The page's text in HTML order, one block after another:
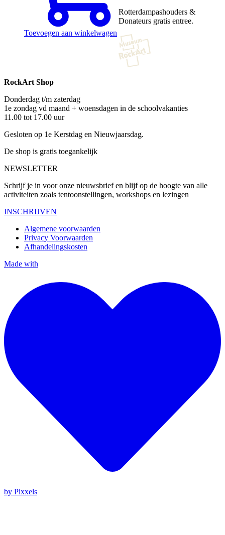
Toevoegen aan winkelwagen
Rotterdampashouders &
Donateurs gratis entree.
RockArt Shop
Donderdag t/m zaterdag
1e zondag vd maand + woensdagen in de schoolvakanties
11.00 tot 17.00 uur
Gesloten op 1e Kerstdag en Nieuwjaarsdag.
De shop is gratis toegankelijk
NEWSLETTER
Schrijf je in voor onze nieuwsbrief en blijf op de hoogte van alle
activiteiten zoals tentoonstellingen, workshops en lezingen
INSCHRIJVEN
Algemene voorwaarden
Privacy Voorwaarden
Afhandelingskosten
Made with
by Pixxels